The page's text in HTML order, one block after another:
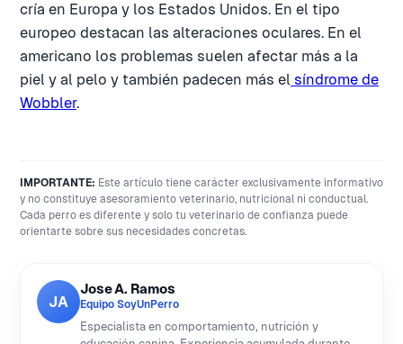
cría en Europa y los Estados Unidos. En el tipo
europeo destacan las alteraciones oculares. En el
americano los problemas suelen afectar más a la
piel y al pelo y también padecen más el síndrome de
Wobbler.
IMPORTANTE: Este artículo tiene carácter exclusivamente informativo
y no constituye asesoramiento veterinario, nutricional ni conductual.
Cada perro es diferente y solo tu veterinario de confianza puede
orientarte sobre sus necesidades concretas.
JA
Jose A. Ramos
Equipo SoyUnPerro
Especialista en comportamiento, nutrición y